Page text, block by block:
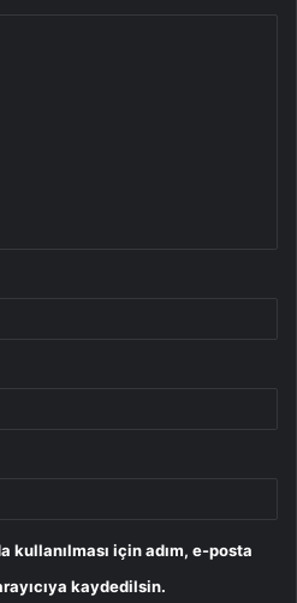
kullanılması için adım, e-posta
kaydedilsin.